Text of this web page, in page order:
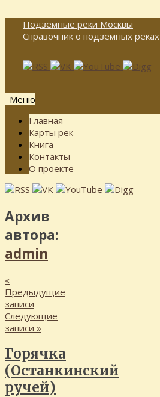
Подземные реки Москвы
Справочник о подземных реках
Меню
Перейти
содержимому
Главная
Карты рек
Книга
Контакты
О проекте
Архив
автора:
admin
«
Предыдущие
записи
Следующие
записи »
Горячка
(Останкинский
ручей)